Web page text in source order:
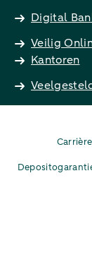
Digital
Veilig
Kantoren
Carrière